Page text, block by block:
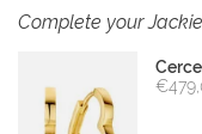
Complete your